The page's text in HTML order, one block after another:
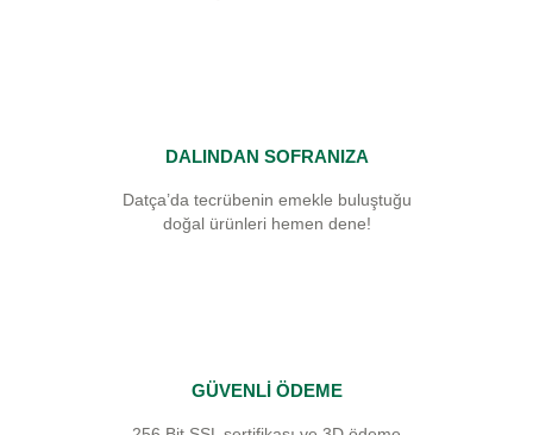
DALINDAN SOFRANIZA
Datça’da tecrübenin emekle buluştuğu
doğal ürünleri hemen dene!
GÜVENLİ ÖDEME